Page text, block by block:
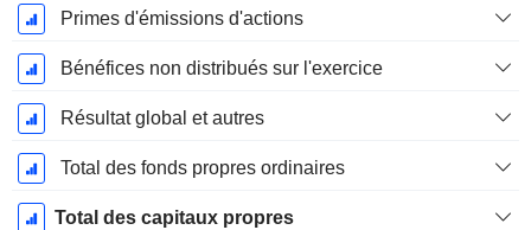
Primes d'émissions d'actions
Bénéfices non distribués sur l'exercice
Résultat global et autres
Total des fonds propres ordinaires
Total des capitaux propres